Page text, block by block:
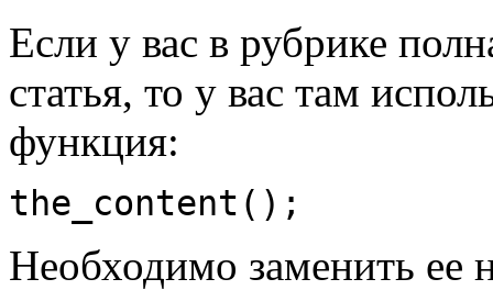
Если у вас в рубрике
статья, то у вас там
функция:
the_content();
Необходимо заменить ее